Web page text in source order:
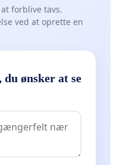
forblive tavs.
ved at oprette en
ønsker at se